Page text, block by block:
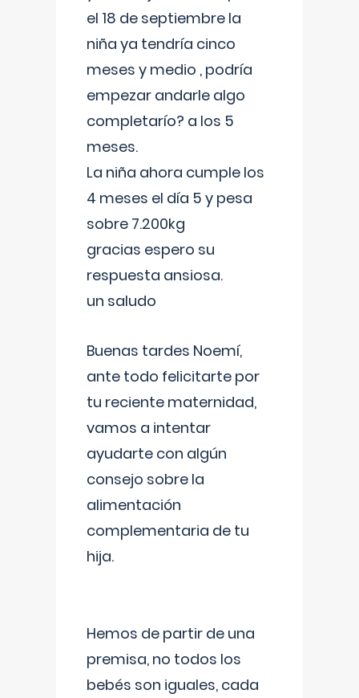
el 18 de septiembre la
niña ya tendría cinco
meses y medio , podría
empezar andarle algo
completarío? a los 5
meses.
La niña ahora cumple los
4 meses el día 5 y pesa
sobre 7.200kg
gracias espero su
respuesta ansiosa.
un saludo
Buenas tardes Noemí,
ante todo felicitarte por
tu reciente maternidad,
vamos a intentar
ayudarte con algún
consejo sobre la
alimentación
complementaria de tu
hija.
Hemos de partir de una
premisa, no todos los
bebés son iguales, cada